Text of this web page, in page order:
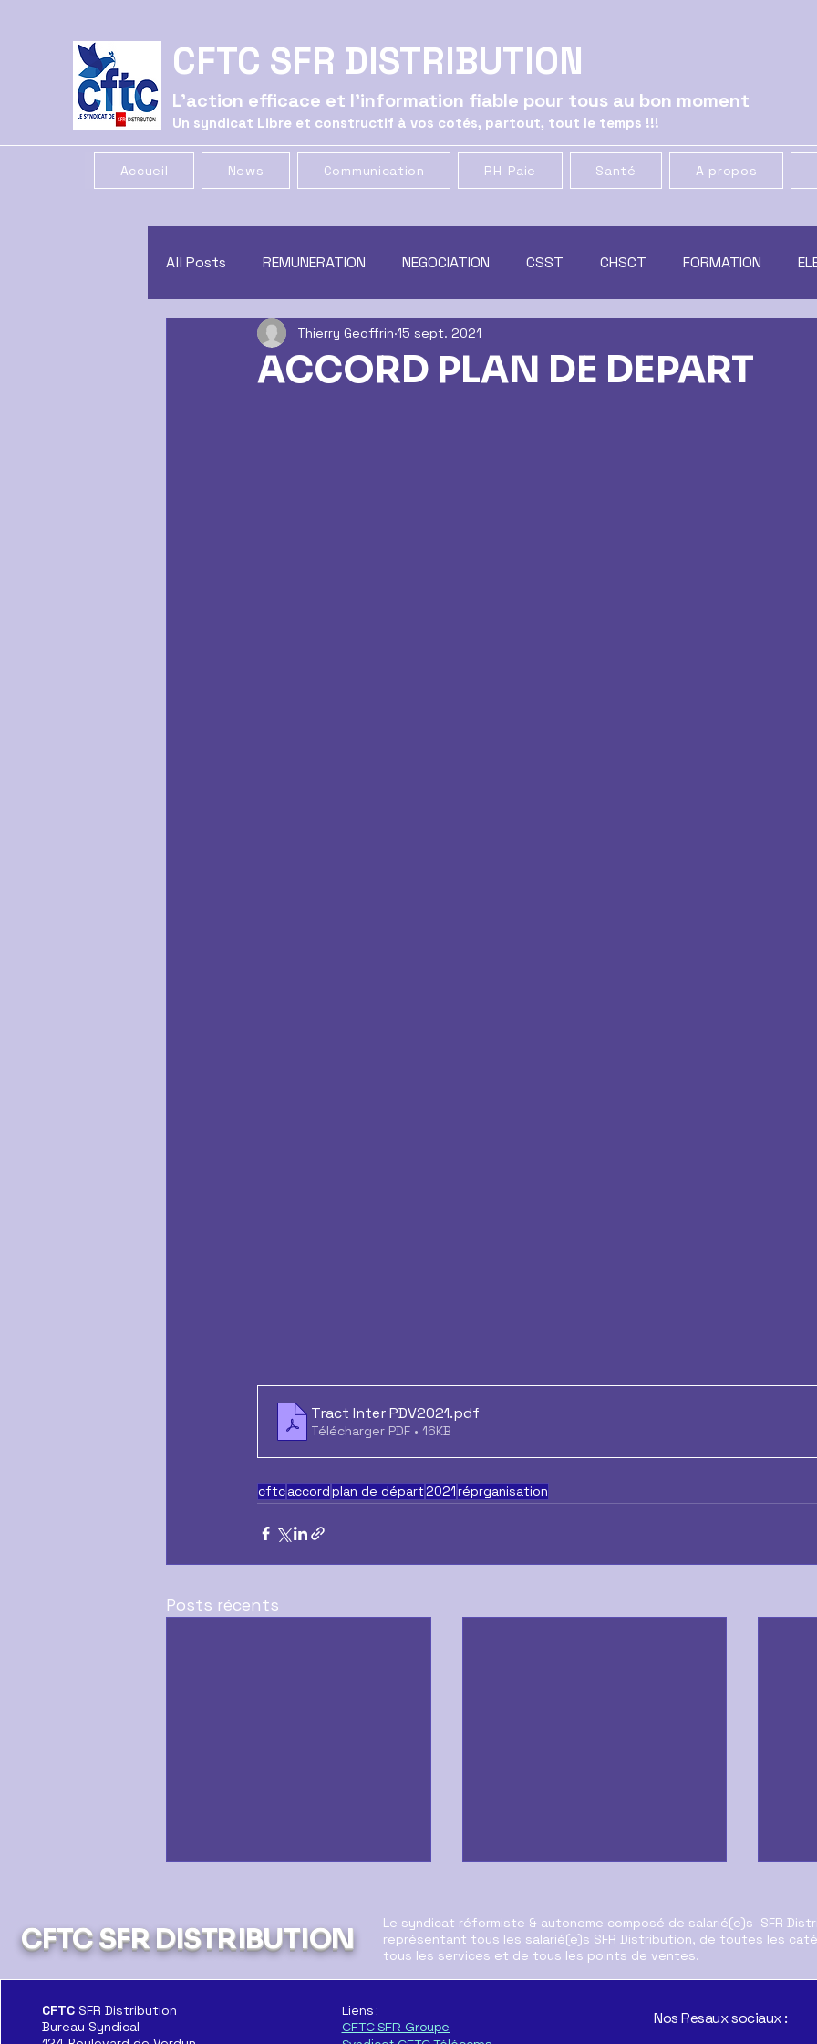
CFTC SFR DISTRIBUTION
L'action efficace et l'information fiable pour tous au bon moment
Un syndicat Libre et constructif à vos cotés, partout, tout le temps !!!
Accueil News Communication RH-Paie Santé A propos
All Posts REMUNERATION NEGOCIATION CSST CHSCT FORMATION
GREVE COMMUNICATION
ACCORD PLAN DE DEPART
Thierry Geoffrin 15 sept. 2021
Tract Inter PDV2021.pdf
Télécharger PDF • 16KB
cftcaccordplan de départ2021réprganisation
Posts récents
CFTC SFR DISTRIBUTION
Le syndicat réformiste & autonome composé de salarié(e)s SFR
représentant tous les salarié(e)s SFR Distribution, de toutes les
tous les services et de tous les points de ventes.
CFTC SFR Distribution
Bureau Syndical
Liens :
CFTC SFR Groupe
Nos Resaux sociaux :